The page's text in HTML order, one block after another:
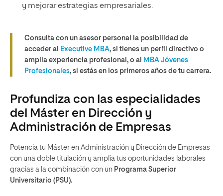
y mejorar estrategias empresariales.
Consulta con un asesor personal la posibilidad de
acceder al
Executive MBA, si tienes un perfil directivo o
amplia experiencia profesional, o al
MBA Jóvenes
Profesionales, si estás en los primeros años de tu carrera.
Profundiza con las especialidades
del Máster en Dirección y
Administración de Empresas
Potencia tu Máster en Administración y Dirección de Empresas
con una doble titulación y amplía tus oportunidades laborales
gracias a la combinación con un Programa Superior
Universitario (PSU).